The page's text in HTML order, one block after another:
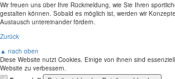
Wir freuen uns über Ihre Rückmeldung, wie Sie Ihren
gestalten können. Sobald es möglich ist, werden wir
Austausch untereinander fördern.
Zurück
▲ nach oben
Diese Website nutzt Cookies. Einige von ihnen sind
Website zu verbessern.